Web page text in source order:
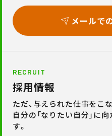
メールで
RECRUIT
採用情報
ただ、与えられた仕事をこ
自分の「なりたい自分」に
す。